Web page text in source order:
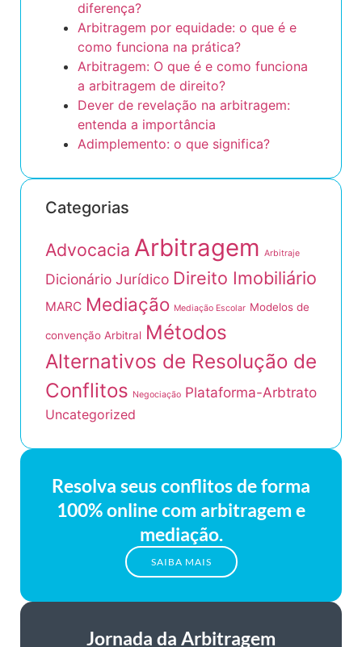
diferença?
Arbitragem por equidade: o que é e
como funciona na prática?
Arbitragem: O que é e como funciona
a arbitragem de direito?
Dever de revelação na arbitragem:
entenda a importância
Adimplemento: o que significa?
Categorias
Advocacia Arbitragem Arbitraje
Dicionário Jurídico Direito Imobiliário
MARC Mediação Mediação Escolar Modelos de
convenção Arbitral Métodos
Alternativos de Resolução de
Conflitos Negociação Plataforma-Arbtrato
Uncategorized
Resolva seus conflitos de forma
100% online com arbitragem e
mediação.
SAIBA MAIS
Jornada da Arbitragem